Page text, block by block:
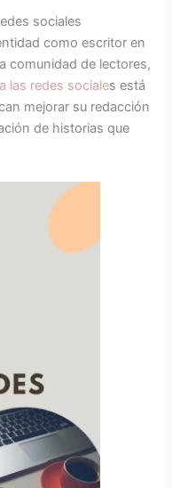
sociales
como escritor en
comunidad de lectores,
las redes sociales está
mejorar su redacción
de historias que